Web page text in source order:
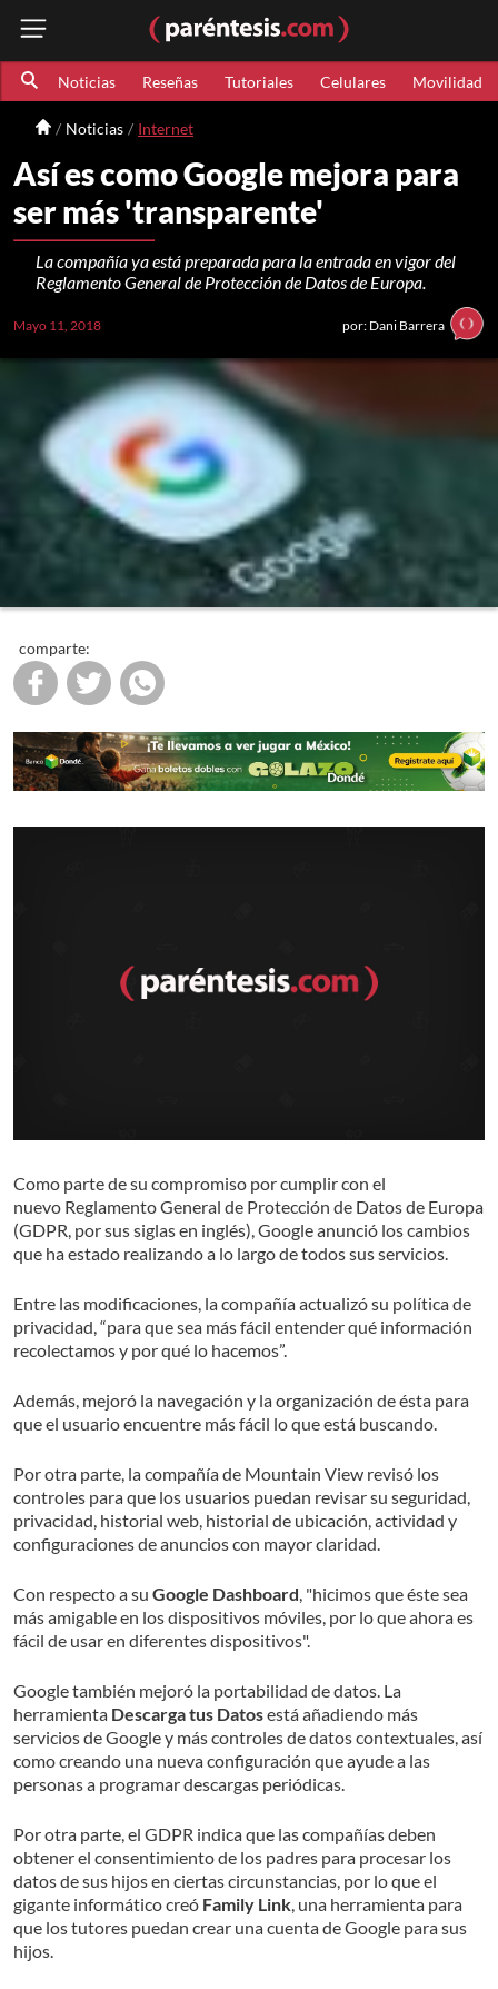
Noticias Reseñas Tutoriales Celulares Movilidad
Noticias Internet
Así es como Google mejora para
ser más 'transparente'
La compañía ya está preparada para la entrada en vigor del
Reglamento General de Protección de Datos de Europa.
Mayo 11, 2018 por: Dani Barrera
comparte:
Como parte de su compromiso por cumplir con el
nuevo Reglamento General de Protección de Datos de Europa
(GDPR, por sus siglas en inglés), Google anunció los cambios
que ha estado realizando a lo largo de todos sus servicios.
Entre las modificaciones, la compañía actualizó su política de
privacidad, “para que sea más fácil entender qué información
recolectamos y por qué lo hacemos”.
Además, mejoró la navegación y la organización de ésta para
que el usuario encuentre más fácil lo que está buscando.
Por otra parte, la compañía de Mountain View revisó los
controles para que los usuarios puedan revisar su seguridad,
privacidad, historial web, historial de ubicación, actividad y
configuraciones de anuncios con mayor claridad.
Con respecto a su Google Dashboard, "hicimos que éste sea
más amigable en los dispositivos móviles, por lo que ahora es
fácil de usar en diferentes dispositivos".
Google también mejoró la portabilidad de datos. La
herramienta Descarga tus Datosestá añadiendo más
servicios de Google y más controles de datos contextuales, así
como creando una nueva configuración que ayude a las
personas a programar descargas periódicas.
Por otra parte, el GDPR indica que las compañías deben
obtener el consentimiento de los padres para procesar los
datos de sus hijos en ciertas circunstancias, por lo que el
gigante informático creó Family Link, una herramienta para
que los tutores puedan crear una cuenta de Google para sus
hijos.